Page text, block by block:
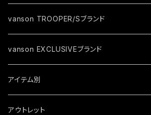
春夏モデル
秋冬モデル
トップス
グローブ
キャップ
ソックス
ジャケット
春夏モデル
秋冬モデル
トップス
vanson TROOPER/Sブランド
ジャケット
春夏モデル
秋冬モデル
トップス
vanson EXCLUSIVEブランド
ジャケット
春夏モデル
トップス
アイテム別
ジャケット
アウトレット